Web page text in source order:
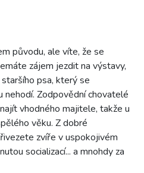
původu, ale víte, že se
zájem jezdit na výstavy,
psa, který se
nehodí. Zodpovědní chovatelé
vhodného majitele, takže u
věku. Z dobré
zvíře v uspokojivém
socializací... a mnohdy za